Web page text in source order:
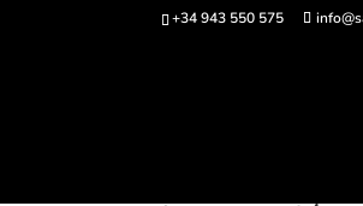
+34 943 550 575